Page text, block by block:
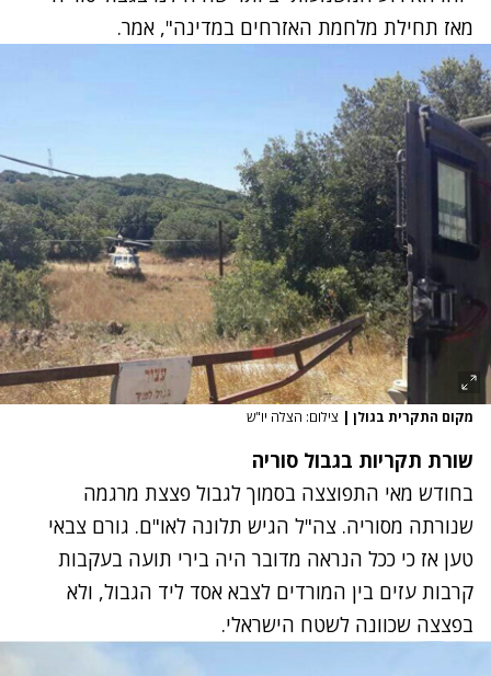
מאז תחילת מלחמת האזרחים במדינה", אמר.
מקום התקרית בגולן | צילום: הצלה יו"ש
שורת תקריות בגבול סוריה
בחודש מאי התפוצצה בסמוך לגבול פצצת מרגמה
שנורתה מסוריה. צה"ל הגיש תלונה לאו"ם. גורם צבאי
טען אז כי ככל הנראה מדובר היה בירי תועה בעקבות
קרבות עזים בין המורדים לצבא אסד ליד הגבול, ולא
בפצצה שכוונה לשטח הישראלי.